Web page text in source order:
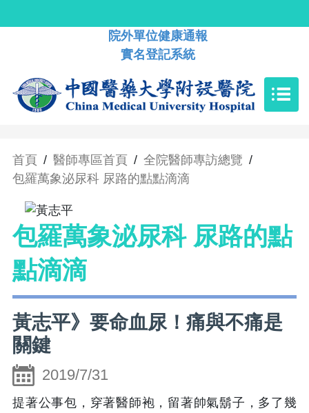
院外單位健康通報
實名登記系統
首頁 / 醫師專區首頁 / 全院醫師專訪總覽 /
包羅萬象泌尿科 尿路的點點滴滴
包羅萬象泌尿科 尿路的點
點滴滴
黃志平》要命血尿！痛與不痛是
關鍵
2019/7/31
提著公事包，穿著醫師袍，留著帥氣鬍子，多了幾